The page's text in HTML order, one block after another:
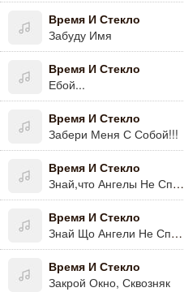
Время И Стекло
Забуду Имя
Время И Стекло
Ебой...
Время И Стекло
Забери Меня С Собой!!!
Время И Стекло
Знай,что Ангелы Не Спят..
Время И Стекло
Знай Що Ангели Не Сплять,они Смотрять На Тебя)
Время И Стекло
Закрой Окно, Сквозняк